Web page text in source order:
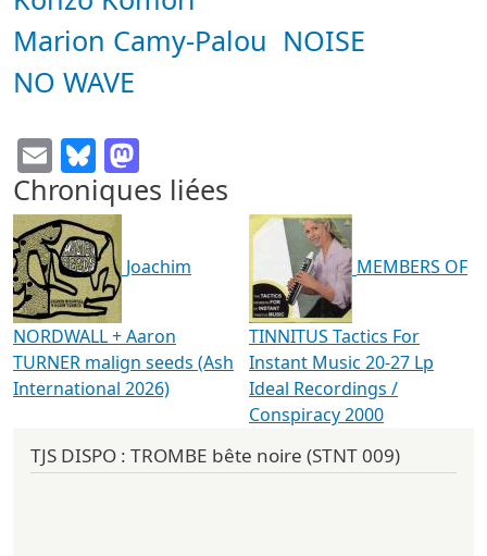
Marion Camy-Palou NOISE
NO WAVE
EmailBluesky
Chroniques liées
Joachim
NORDWALL + Aaron
TURNER malign seeds (Ash
International 2026)
MEMBERS OF
TINNITUS Tactics For
Instant Music 20-27 Lp
Ideal Recordings /
Conspiracy 2000
TJS DISPO : TROMBE bête noire (STNT 009)